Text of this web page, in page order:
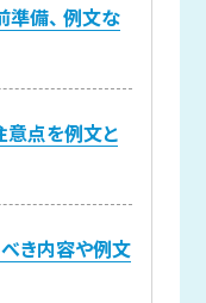
備、 例文な
点を例文と
き内容や例文